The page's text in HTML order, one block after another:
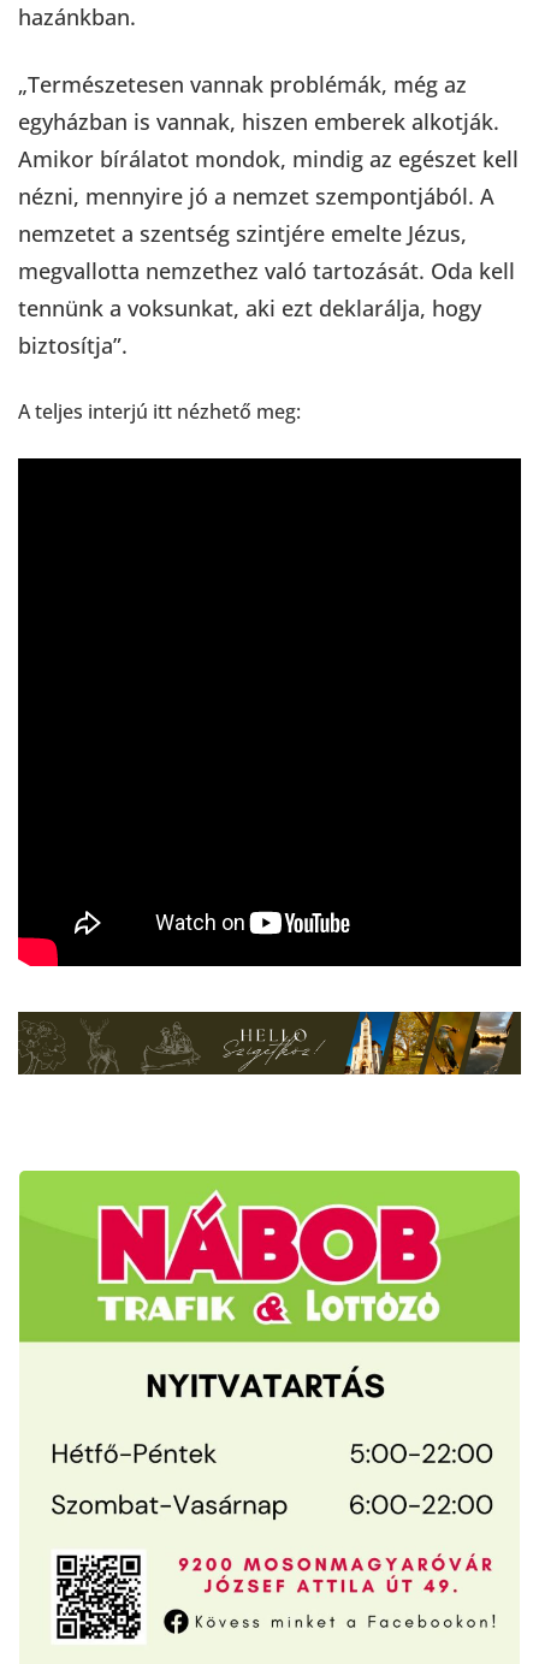
hazánkban.
„Természetesen vannak problémák, még az
egyházban is vannak, hiszen emberek alkotják.
Amikor bírálatot mondok, mindig az egészet kell
nézni, mennyire jó a nemzet szempontjából. A
nemzetet a szentség szintjére emelte Jézus,
megvallotta nemzethez való tartozását. Oda kell
tennünk a voksunkat, aki ezt deklarálja, hogy
biztosítja”.
A teljes interjú itt nézhető meg: